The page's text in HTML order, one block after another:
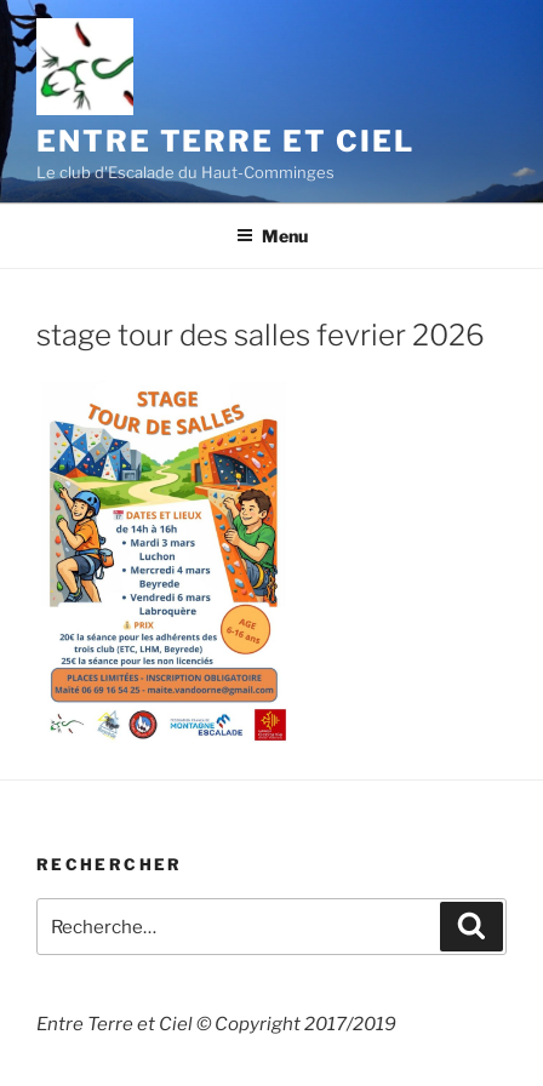
Aller
au
contenu
principal
ENTRE TERRE ET CIEL
Le club d'Escalade du Haut-Comminges
Menu
stage tour des salles fevrier 2026
RECHERCHER
pour
Entre Terre et Ciel © Copyright 2017/2019